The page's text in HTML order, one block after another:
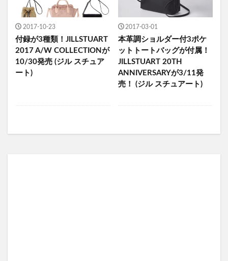
2017-10-23
付録が3種類！JILLSTUART
2017 A/W COLLECTIONが
10/30発売 (ジル スチュア
ート)
2017-03-01
本革調ショルダー付3ポケ
ットトートバッグが付属！
JILLSTUART 20TH
ANNIVERSARYが3/11発
売！ (ジル スチュアート)